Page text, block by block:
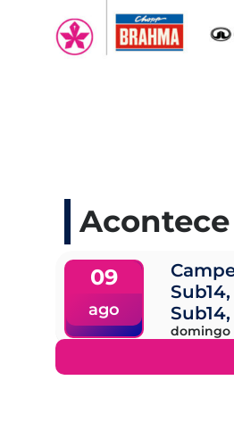
09
ago
Sub14,
domingo